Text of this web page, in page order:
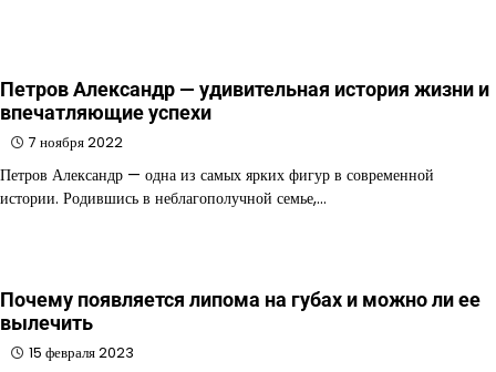
Петров Александр — удивительная история жизни и
впечатляющие успехи
7 ноября 2022
Петров Александр — одна из самых ярких фигур в современной
истории. Родившись в неблагополучной семье,…
Почему появляется липома на губах и можно ли ее
вылечить
15 февраля 2023